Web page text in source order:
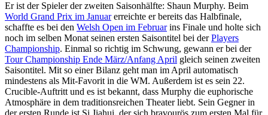
Er ist der Spieler der zweiten Saisonhälfte: Shaun Murphy. Beim
World Grand Prix im Januarerreichte er bereits das Halbfinale,
schaffte es bei den Welsh Open im Februarins Finale und holte sich
noch im selben Monat seinen ersten Saisontitel bei derPlayers
Championship. Einmal so richtig im Schwung, gewann er bei der
Tour Championship Ende März/Anfang April gleich seinen zweiten
Saisontitel. Mit so einer Bilanz geht man im April automatisch
mindestens als Mit-Favorit in die WM. Außerdem ist es sein 22.
Crucible-Auftritt und es ist bekannt, dass Murphy die euphorische
Atmosphäre in dem traditionsreichen Theater liebt. Sein Gegner in
der ersten Runde ist Si Jiahui, der sich bravourös zum ersten Mal für